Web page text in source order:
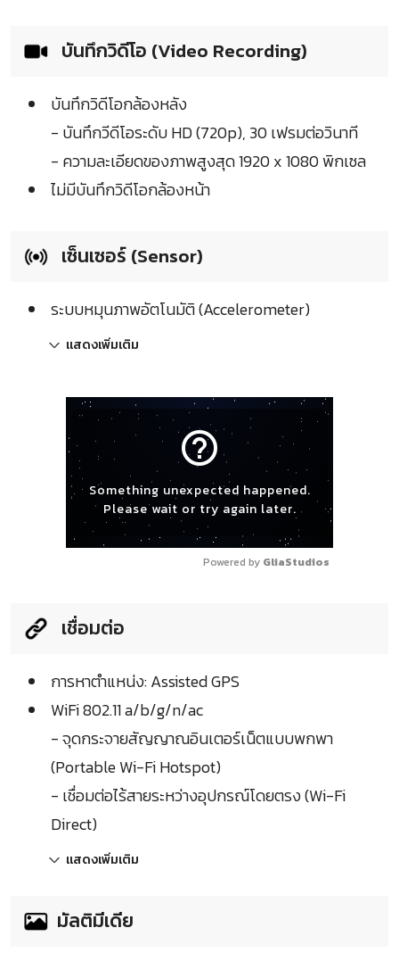
บันทึกวิดีโอ (Video Recording)
บันทึกวิดีโอกล้องหลัง
- บันทึกวีดีโอระดับ HD (720p), 30 เฟรมต่อวินาที
- ความละเอียดของภาพสูงสุด 1920 x 1080 พิกเซล
ไม่มีบันทึกวิดีโอกล้องหน้า
เซ็นเซอร์ (Sensor)
ระบบหมุนภาพอัตโนมัติ (Accelerometer)
แสดงเพิ่มเติม
help_outline
Something unexpected happened.
Please wait or try again later.
Powered by GliaStudios
เชื่อมต่อ
การหาตำแหน่ง: Assisted GPS
WiFi 802.11 a/b/g/n/ac
- จุดกระจายสัญญาณอินเตอร์เน็ตแบบพกพา
(Portable Wi-Fi Hotspot)
- เชื่อมต่อไร้สายระหว่างอุปกรณ์โดยตรง (Wi-Fi
Direct)
แสดงเพิ่มเติม
มัลติมีเดีย